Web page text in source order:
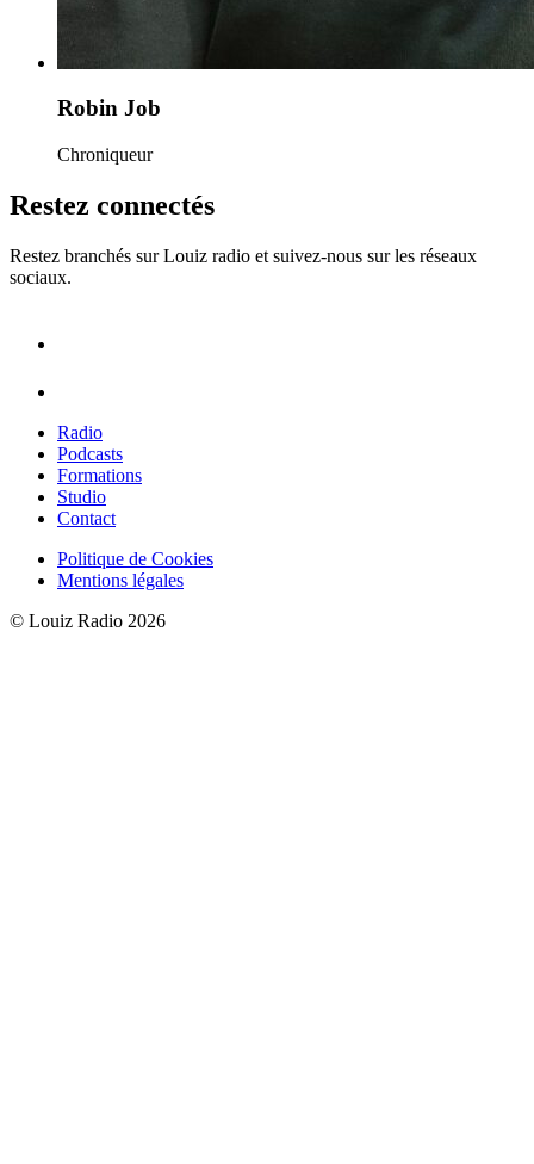
Robin Job
Chroniqueur
Restez connectés
Restez branchés sur Louiz radio et suivez-nous sur les réseaux
sociaux.
Radio
Podcasts
Formations
Studio
Contact
Politique de Cookies
Mentions légales
© Louiz Radio 2026